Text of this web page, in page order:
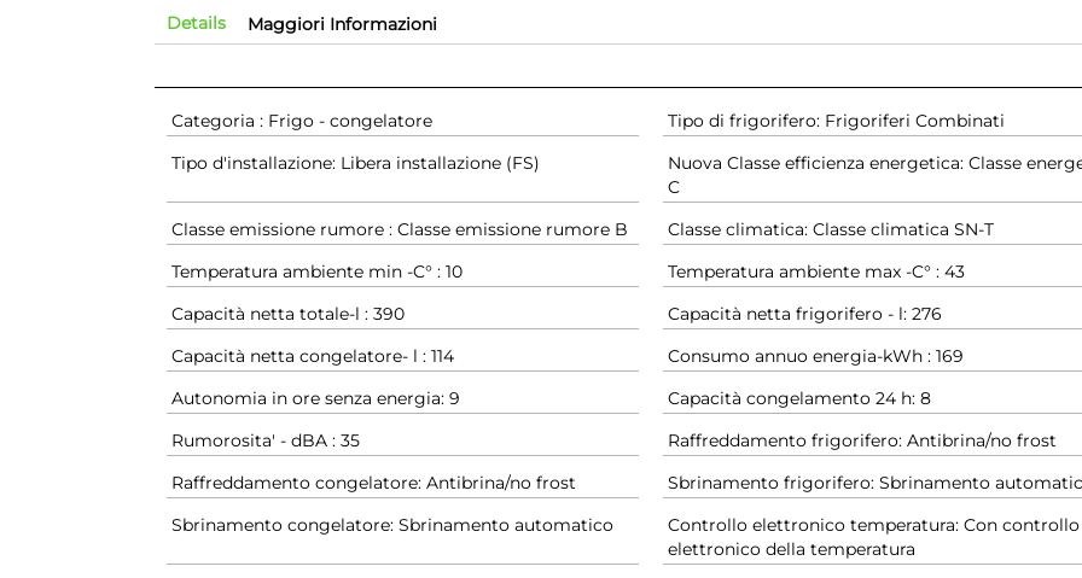
Details
Categoria : Frigo - congelatore
Tipo di frigorifero: Frigoriferi Combinati
Tipo d'installazione: Libera installazione (FS)
Nuova Classe efficienza energetica: Classe
C
Classe emissione rumore : Classe emissione rumore B
Classe climatica: Classe climatica SN-T
Temperatura ambiente min -C° : 10
Temperatura ambiente max -C° : 43
Capacità netta totale-l : 390
Capacità netta frigorifero - l: 276
Capacità netta congelatore- l : 114
Consumo annuo energia-kWh : 169
Autonomia in ore senza energia: 9
Capacità congelamento 24 h: 8
Rumorosita' - dBA : 35
Raffreddamento frigorifero: Antibrina/no frost
Raffreddamento congelatore: Antibrina/no frost
Sbrinamento frigorifero: Sbrinamento
Sbrinamento congelatore: Sbrinamento automatico
Controllo elettronico temperatura: Con controllo
elettronico della temperatura
Maggiori Informazioni